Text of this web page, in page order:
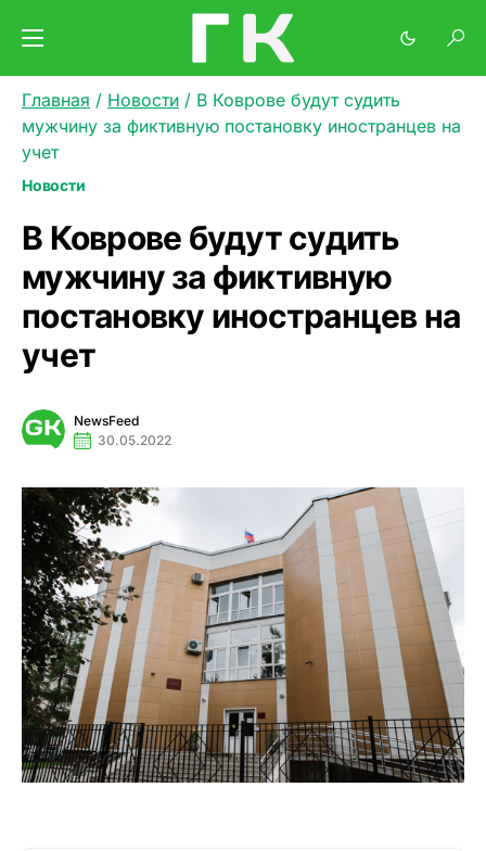
Главная / Новости / В Коврове будут судить
мужчину за фиктивную постановку иностранцев на
учет
Новости
В Коврове будут судить
мужчину за фиктивную
постановку иностранцев на
учет
NewsFeed
30.05.2022